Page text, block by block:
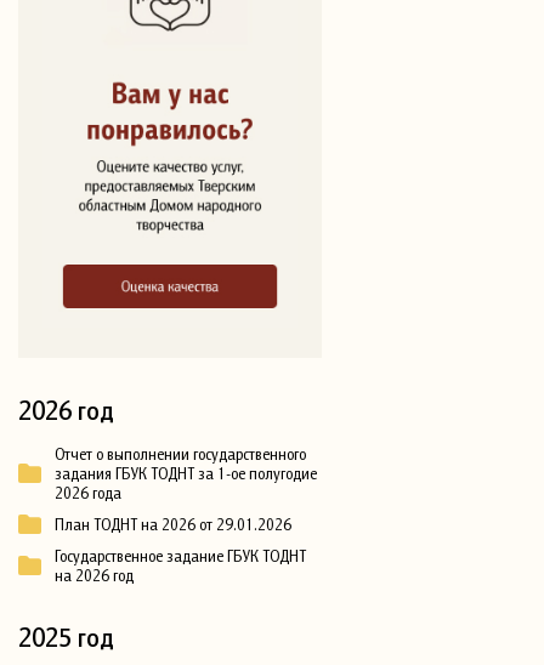
2026 год
Отчет о выполнении государственного
задания ГБУК ТОДНТ за 1-ое полугодие
2026 года
План ТОДНТ на 2026 от 29.01.2026
Государственное задание ГБУК ТОДНТ
на 2026 год
2025 год